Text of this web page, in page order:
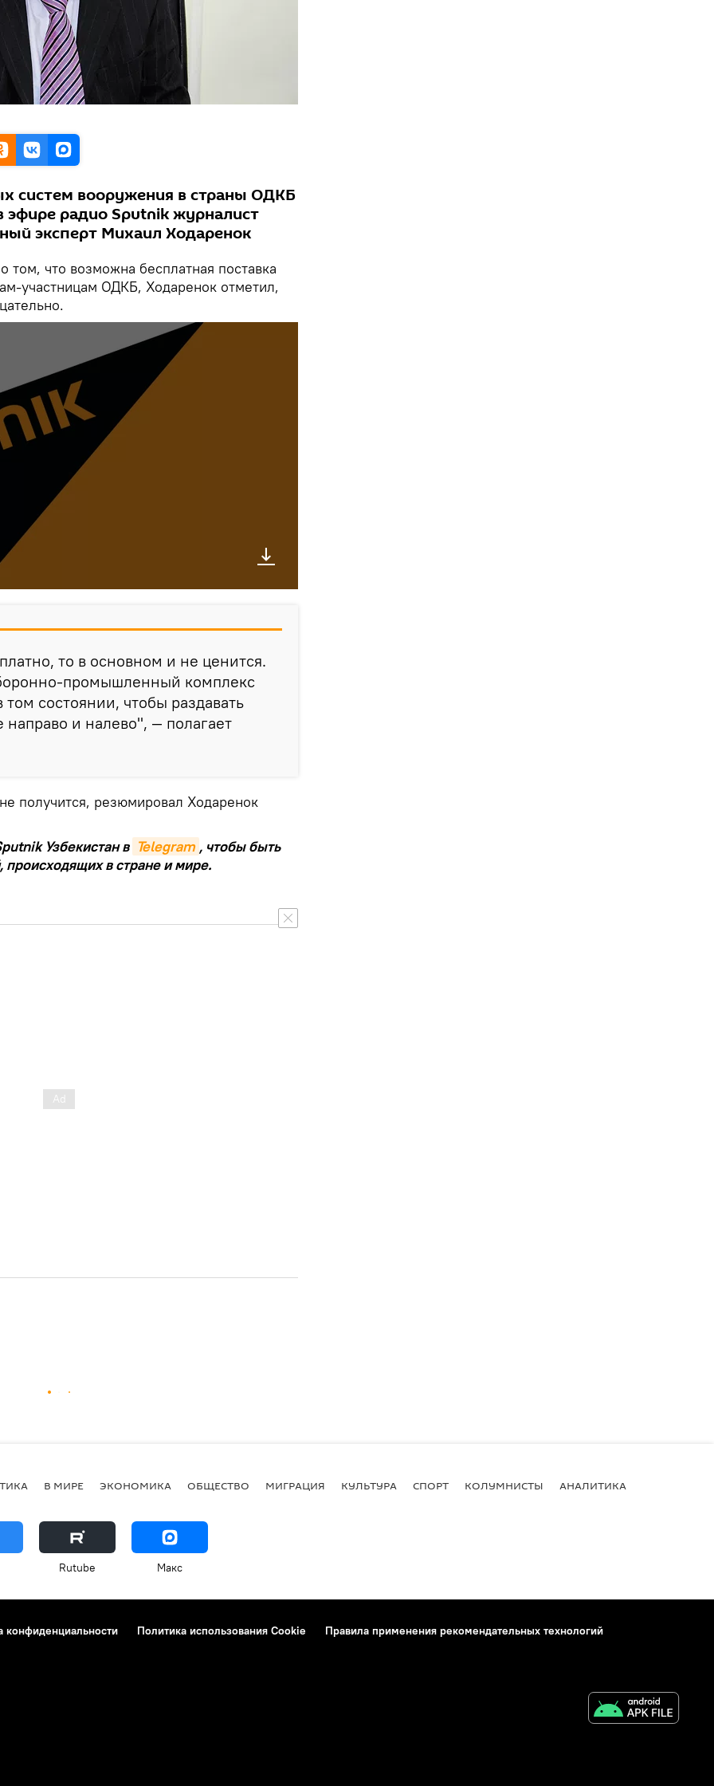
систем вооружения в страны ОДКБ
эфире радио Sputnik журналист
эксперт Михаил Ходаренок
что возможна бесплатная поставка
участницам ОДКБ, Ходаренок отметил,
то в основном и не ценится.
промышленный комплекс
состоянии, чтобы раздавать
и налево", — полагает
получится, резюмировал Ходаренок
Узбекистан в Telegram , чтобы быть
происходящих в стране и мире.
В МИРЕ ЭКОНОМИКА ОБЩЕСТВО МИГРАЦИЯ КУЛЬТУРА СПОРТ КОЛУМНИСТЫ АНАЛИТИКА
Rutube Макс
конфиденциальности Политика использования Cookie
Правила применения рекомендательных технологий